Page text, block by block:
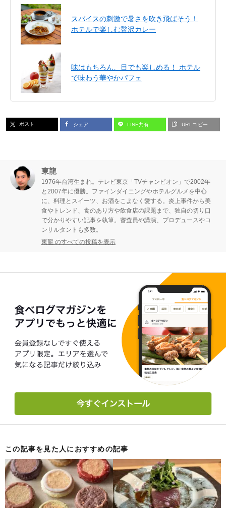
スパイスの刺激で暑さを吹き飛ばそう！
ホテルで楽しむ贅沢カレー
味はもちろん、目でも楽しめる！ ホテル
で味わう華やかパフェ
ポスト シェア LINE共有 URLコピー
東龍
1976年台湾生まれ。テレビ東京「TVチャンピオン」で2002年
と2007年に優勝。ファインダイニングやホテルグルメを中心
に、料理とスイーツ、お酒をこよなく愛する。炎上事件から美
食やトレンド、食のあり方や飲食店の課題まで、独自の切り口
で分かりやすい記事を執筆。審査員や講演、プロデュースやコ
ンサルタントも多数。
東龍 のすべての投稿を表示
この記事を見た人におすすめの記事